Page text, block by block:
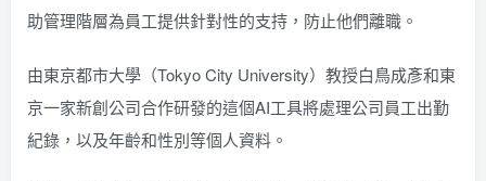
助管理階層為員工提供針對性的支持，防止他們離職。
由東京都市大學（Tokyo City University）教授白鳥成彥和東
京一家新創公司合作研發的這個AI工具將處理公司員工出勤
紀錄，以及年齡和性別等個人資料。